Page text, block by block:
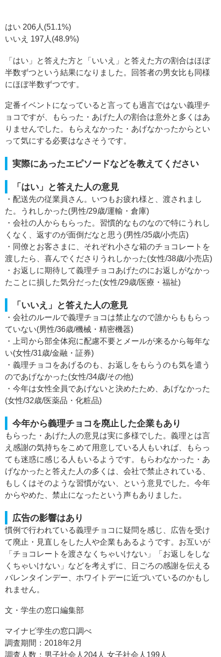
はい 206人(51.1%)
いいえ 197人(48.9%)
「はい」と答えた方と「いいえ」と答えた方の割合はほぼ
半数ずつという結果になりました。回答者の男女比も同様
にほぼ半数ずつです。
定番イベントになっていると言っても過言ではない義理チ
ョコですが、もらった・あげた人の割合は意外と多くはあ
りませんでした。もらえなかった・あげなかったからとい
って気にする必要はなさそうです。
実際にあったエピソードなどを教えてください
「はい」と答えた人の意見
・配送先の従業員さん。いつもお疲れ様と、渡されまし
た。うれしかった(男性/29歳/運輸・倉庫)
・会社の人からもらった。習慣的なものなので特にうれし
くなく、返すのが面倒だなと思う(男性/35歳/小売店)
・同僚とお客さまに、それぞれ小さな箱のチョコレートを
渡したら、喜んでくださりうれしかった(女性/38歳/小売店)
・お返しに期待して義理チョコあげたのにお返しがなかっ
たことに損した気分だった(女性/29歳/医療・福祉)
「いいえ」と答えた人の意見
・会社のルールで義理チョコは禁止なので誰からももらっ
ていない(男性/36歳/機械・精密機器)
・上司から部全体宛に配慮不要とメールが来るから毎年な
い(女性/31歳/金融・証券)
・義理チョコをあげるのも、お返しをもらうのも気を遣う
のであげなかった(女性/34歳/その他)
・今年は女性全員であげないと決めたため、あげなかった
(女性/32歳/医薬品・化粧品)
今年から義理チョコを廃止した企業もあり
もらった・あげた人の意見は実に多様でした。義理とは言
え感謝の気持ちをこめて用意している人もいれば、もらっ
ても迷惑に感じる人もいるようです。もらわなかった・あ
げなかったと答えた人の多くは、会社で禁止されている、
もしくはそのような習慣がない、という意見でした。今年
からやめた、禁止になったという声もありました。
広告の影響はあり
慣例で行われている義理チョコに疑問を感じ、広告を受け
て廃止・見直しをした人や企業もあるようです。お互いが
「チョコレートを渡さなくちゃいけない」「お返しをしな
くちゃいけない」などを考えずに、日ごろの感謝を伝える
バレンタインデー、ホワイトデーに近づいているのかもし
れません。
文・学生の窓口編集部
マイナビ学生の窓口調べ
調査期間：2018年2月
調査人数：男子社会人204人 女子社会人199人